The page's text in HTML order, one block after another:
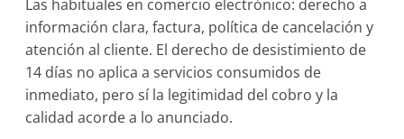
Las habituales en comercio electrónico: derecho a
información clara, factura, política de cancelación y
atención al cliente. El derecho de desistimiento de
14 días no aplica a servicios consumidos de
inmediato, pero sí la legitimidad del cobro y la
calidad acorde a lo anunciado.